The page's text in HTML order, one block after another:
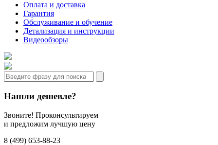
Оплата и доставка
Гарантия
Обслуживание и обучение
Детализация и инструкции
Видеообзоры
Нашли дешевле?
Звоните! Проконсультируем
и предложим лучшую цену
8 (499) 653-88-23